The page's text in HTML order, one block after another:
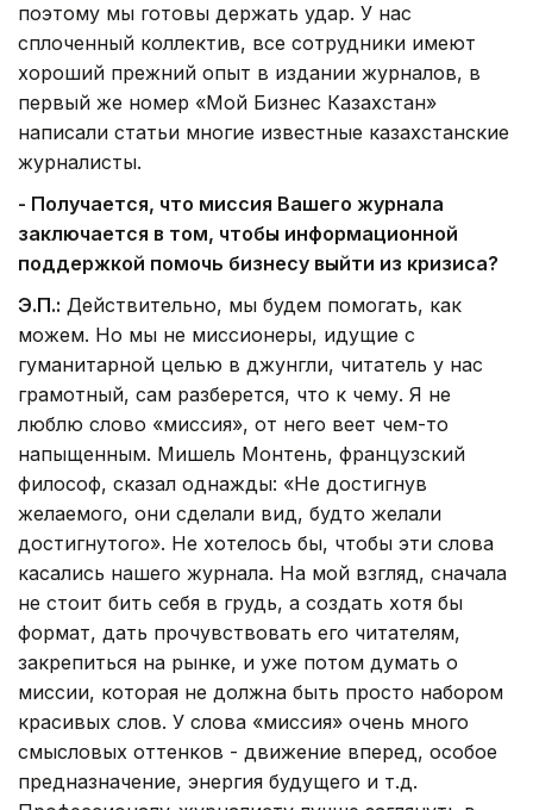
поэтому мы готовы держать удар. У нас
сплоченный коллектив, все сотрудники имеют
хороший прежний опыт в издании журналов, в
первый же номер «Мой Бизнес Казахстан»
написали статьи многие известные казахстанские
журналисты.
- Получается, что миссия Вашего журнала
заключается в том, чтобы информационной
поддержкой помочь бизнесу выйти из кризиса?
Э.П.: Действительно, мы будем помогать, как
можем. Но мы не миссионеры, идущие с
гуманитарной целью в джунгли, читатель у нас
грамотный, сам разберется, что к чему. Я не
люблю слово «миссия», от него веет чем-то
напыщенным. Мишель Монтень, французский
философ, сказал однажды: «Не достигнув
желаемого, они сделали вид, будто желали
достигнутого». Не хотелось бы, чтобы эти слова
касались нашего журнала. На мой взгляд, сначала
не стоит бить себя в грудь, а создать хотя бы
формат, дать прочувствовать его читателям,
закрепиться на рынке, и уже потом думать о
миссии, которая не должна быть просто набором
красивых слов. У слова «миссия» очень много
смысловых оттенков - движение вперед, особое
предназначение, энергия будущего и т.д.